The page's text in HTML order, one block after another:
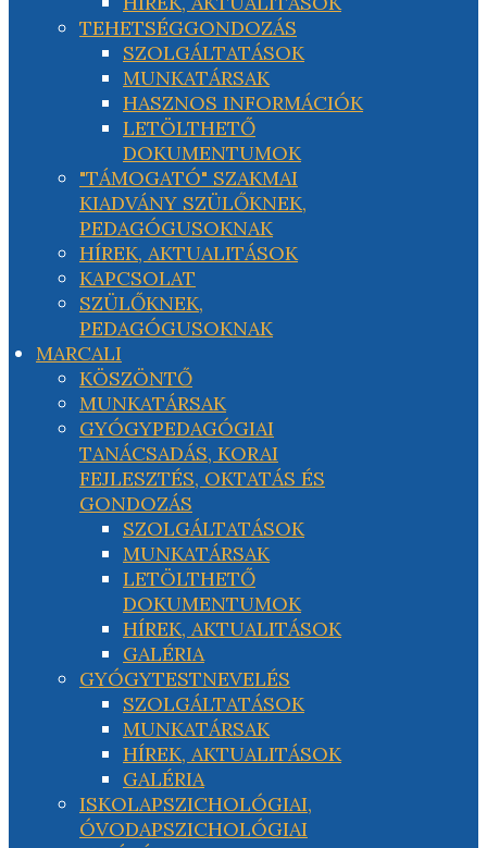
TEHETSÉGGONDOZÁS
SZOLGÁLTATÁSOK
MUNKATÁRSAK
HASZNOS INFORMÁCIÓK
LETÖLTHETŐ
DOKUMENTUMOK
"TÁMOGATÓ" SZAKMAI
KIADVÁNY SZÜLŐKNEK,
PEDAGÓGUSOKNAK
HÍREK, AKTUALITÁSOK
KAPCSOLAT
SZÜLŐKNEK,
PEDAGÓGUSOKNAK
MARCALI
KÖSZÖNTŐ
MUNKATÁRSAK
GYÓGYPEDAGÓGIAI
TANÁCSADÁS, KORAI
FEJLESZTÉS, OKTATÁS ÉS
GONDOZÁS
SZOLGÁLTATÁSOK
MUNKATÁRSAK
LETÖLTHETŐ
DOKUMENTUMOK
HÍREK, AKTUALITÁSOK
GALÉRIA
GYÓGYTESTNEVELÉS
SZOLGÁLTATÁSOK
MUNKATÁRSAK
HÍREK, AKTUALITÁSOK
GALÉRIA
ISKOLAPSZICHOLÓGIAI,
ÓVODAPSZICHOLÓGIAI